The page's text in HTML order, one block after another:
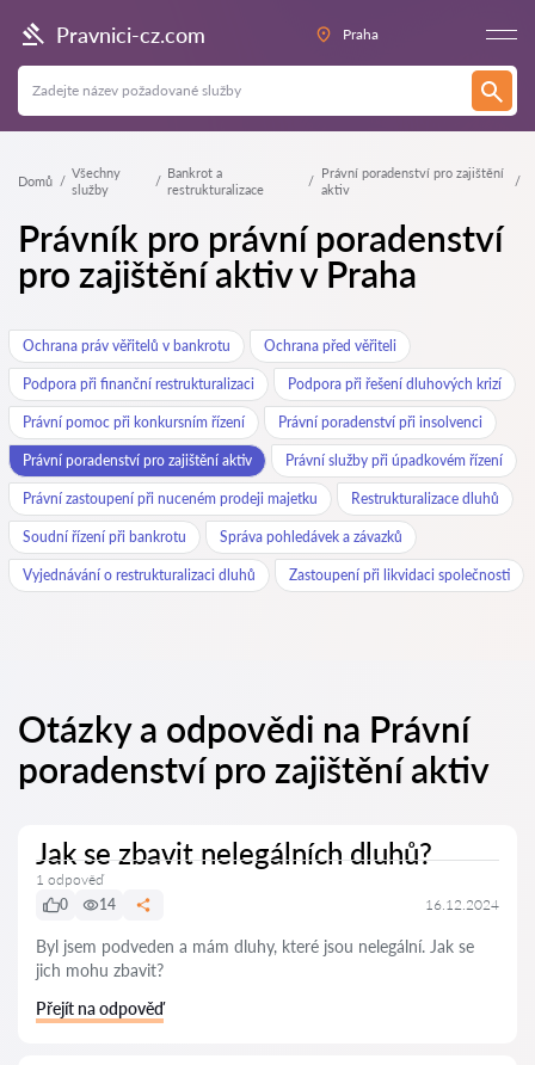
Pravnici-cz.com Praha
Domů
Všechny
služby
Bankrot a
restrukturalizace
Právní poradenství pro zajištění
aktiv
Právník pro právní poradenství
pro zajištění aktiv v Praha
Ochrana práv věřitelů v bankrotu Ochrana před věřiteli
Podpora při finanční restrukturalizaci Podpora při řešení dluhových krizí
Právní pomoc při konkursním řízení Právní poradenství při insolvenci
Právní poradenství pro zajištění aktiv Právní služby při úpadkovém řízení
Právní zastoupení při nuceném prodeji majetku Restrukturalizace dluhů
Soudní řízení při bankrotu Správa pohledávek a závazků
Vyjednávání o restrukturalizaci dluhů Zastoupení při likvidaci společnosti
Otázky a odpovědi na Právní
poradenství pro zajištění aktiv
Jak se zbavit nelegálních dluhů?
1 odpověď
0
14 16.12.2024
Byl jsem podveden a mám dluhy, které jsou nelegální. Jak se
jich mohu zbavit?
Přejít na odpověď